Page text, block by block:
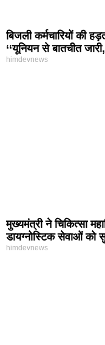
बिजली कर्मचारियों की
‘‘यूनियन से बातचीत
himdevnews
मुख्यमंत्री ने चिकित्सा
डायग्नोस्टिक सेवाओं को
himdevnews